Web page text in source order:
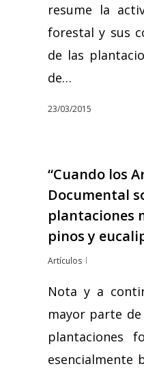
resume la
forestal y sus
de las
de…
23/03/2015
“Cuando los
Documental
plantaciones
pinos y
Artículos
Nota y a
mayor parte
plantaciones
esencialmente